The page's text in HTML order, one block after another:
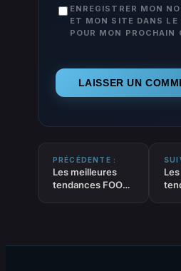
ENREGISTRER MON
ET MON SITE DANS LE
POUR MON PROCHAIN
PRÉCÉDENTE :
Les meilleures
tendances FOOT